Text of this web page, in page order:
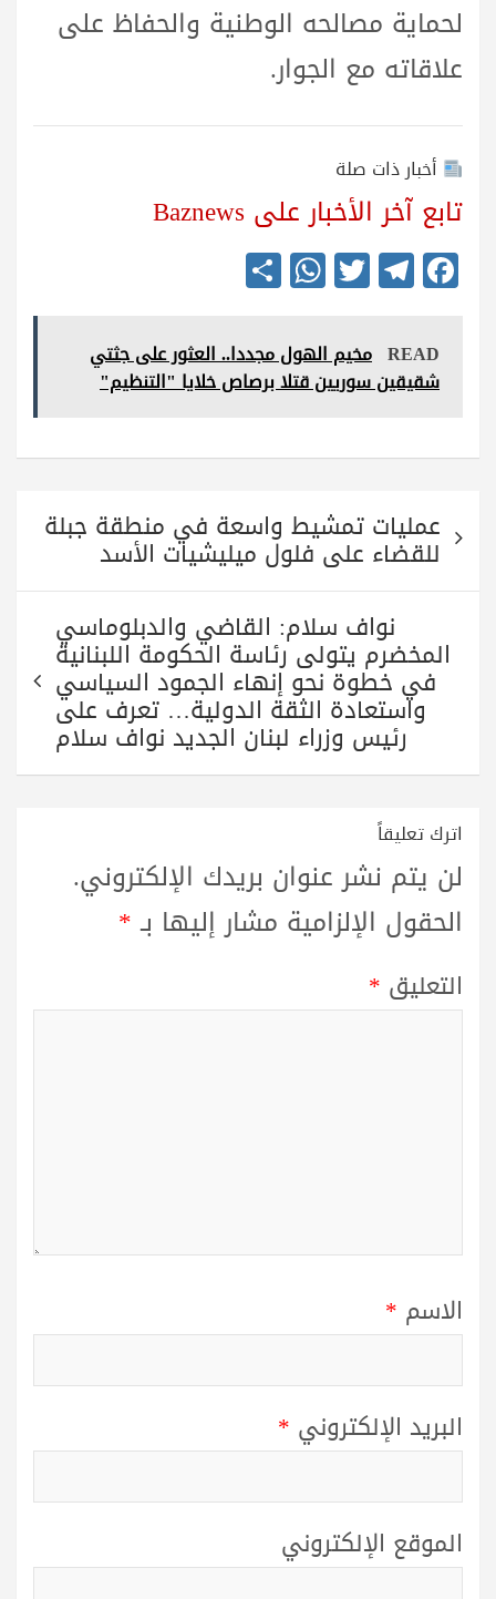
لحماية مصالحه الوطنية والحفاظ على
علاقاته مع الجوار.
أخبار ذات صلة
تابع آخر الأخبار على Baznews
Fa
ce
bo
ok
Te
le
gr
a
m
T
wi
tte
r
W
ha
ts
A
pp
re READ مخيم الهول مجددا.. العثور على جثتي
شقيقين سوريين قتلا برصاص خلايا "التنظيم"
المقالات
عمليات تمشيط واسعة في منطقة جبلة
للقضاء على فلول ميليشيات الأسد
نواف سلام: القاضي والدبلوماسي
المخضرم يتولى رئاسة الحكومة اللبنانية
في خطوة نحو إنهاء الجمود السياسي
واستعادة الثقة الدولية… تعرف على
رئيس وزراء لبنان الجديد نواف سلام
اترك تعليقاً
لن يتم نشر عنوان بريدك الإلكتروني.
الحقول الإلزامية مشار إليها بـ*
التعليق *
الاسم *
البريد الإلكتروني *
الموقع الإلكتروني